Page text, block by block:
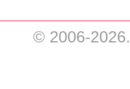
© 2006-